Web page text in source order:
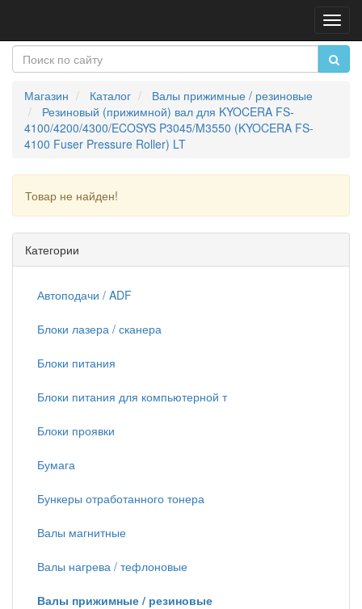
Магазин Каталог
Валы прижимные / резиновые
Резиновый (прижимной) вал для KYOCERA FS-
4100/4200/4300/ECOSYS P3045/M3550 (KYOCERA FS-
4100 Fuser Pressure Roller) LT
Товар не найден!
Категории
Автоподачи / ADF
Блоки лазера / сканера
Блоки питания
Блоки питания для компьютерной т
Блоки проявки
Бумага
Бункеры отработанного тонера
Валы магнитные
Валы нагрева / тефлоновые
Валы прижимные / резиновые